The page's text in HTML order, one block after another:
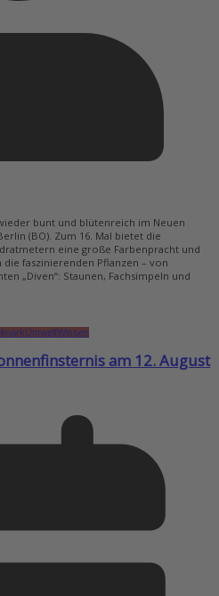
bunt und blütenreich im Neuen
(BO). Zum 16. Mal bietet die
eine große Farbenpracht und
faszinierenden Pflanzen – von
„Diven“: Staunen, Fachsimpeln und
UmweltWissen
am 12. August